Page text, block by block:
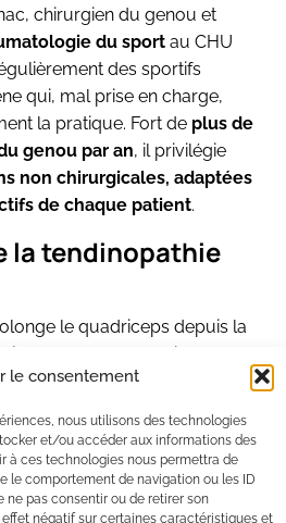
le consentement
nous utilisons des technologies
et/ou accéder aux informations des
à ces technologies nous permettra de
le comportement de navigation ou les ID
ne pas consentir ou de retirer son
négatif sur certaines caractéristiques et
chirurgien du genou et
du sportau CHU
des sportifs
qui, mal prise en charge,
la pratique. Fort de plus de
genou par an, il privilégie
non chirurgicales, adaptées
de chaque patient.
la tendinopathie
le quadriceps depuis la
à unesouffrance
liée à des micro-lésions
vite que sa capacité de